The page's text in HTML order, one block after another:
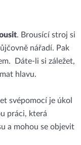
. Brousící stroj si
nářadí. Pak
Dáte-li si záležet,
hlavu.
svépomocí je úkol
práci, která
a mohou se objevit